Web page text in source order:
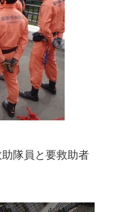
隊員と要救助者